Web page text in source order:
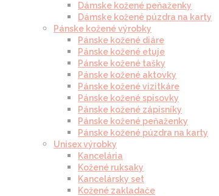
Dámske kožené peňaženky
Dámske kožené púzdra na karty
Pánske kožené výrobky
Pánske kožené diáre
Pánske kožené etuje
Pánske kožené tašky
Pánske kožené aktovky
Pánske kožené vizitkáre
Pánske kožené spisovky
Pánske kožené zápisníky
Pánske kožené peňaženky
Pánske kožené púzdra na karty
Unisex výrobky
Kancelária
Kožené ruksaky
Kancelársky set
Kožené zakladače